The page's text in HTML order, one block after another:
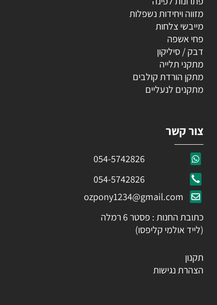
מזווה ויחידות נשפלות
מייבשי צלחות
פחי אשפה
דבק / סיליקון
מתקני תלייה
מתקן הורדת קולבים
מתקנים לנעליים
צור קשר
054-5742826
054-5742826
ozpony1234@gmail.com
כתובת החנות : פסטר 6 רמלה
(לייד אולמי קליפסו)
תקנון
הצהרת נגישות